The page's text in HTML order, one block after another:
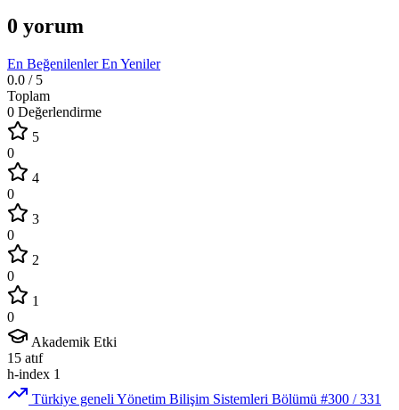
0 yorum
En BeğenilenlerEn Yeniler
0.0 / 5
Toplam
0 Değerlendirme
5
0
4
0
3
0
2
0
1
0
Akademik Etki
15 atıf
h-index 1
Türkiye geneli Yönetim Bilişim Sistemleri Bölümü #300 / 331